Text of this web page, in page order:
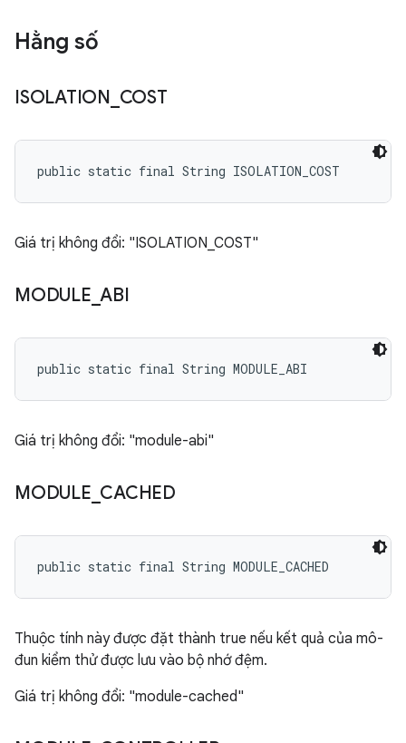
Hằng số
ISOLATION COST
public static final String ISOLATION_COST
Giá trị không đổi: "ISOLATION_COST"
MODULE _ABI
public static final String MODULE_ABI
Giá trị không đổi: "module-abi"
MODULE CACHED
public static final String MODULE_CACHED
Thuộc tính này được đặt thành true nếu kết quả của mô-
đun kiểm thử được lưu vào bộ nhớ đệm.
Giá trị không đổi: "module-cached"